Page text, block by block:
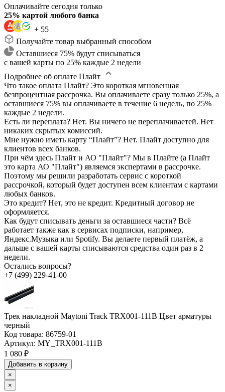
Оплачивайте сегодня только
25% картой любого банка
+ 55
Получайте товар выбранный способом
Оставшиеся 75% будут списываться
с вашей карты по 25% каждые 2 недели
Подробнее об оплате Плайт
Что такое оплата Плайт? Это короткая мгновенная
безпроцентная рассрочка. Вы оплачиваете сразу только 25%, а
оставшиеся 75% вы оплачиваете в течение 6 недель, по 25%
каждые 2 недели.
Есть ли переплата? Нет. Вы ничего не переплачиваетей. Нет
никаких скрытых комиссий.
Мне нужно иметь карту “Плайт”? Нет. Плайт доступно для
клиентов всех банков.
При чём здесь Плайт и АО "Плайт"? Мы в Плайте (а Плайт
это карта АО "Плайт") являемся экспертами в рассрочке.
Поэтому мы решили разработать сервис с короткой
рассрочкой, который будет доступен всем клиентам с картами
любых банков.
Это кредит? Нет, это не кредит. Кредитный договор не
оформляется.
Как будут списывать деньги за оставшиеся части? Всё
работает также как в сервисах подписки, например,
Яндекс.Музыка или Spotify. Вы делаете первый платёж, а
дальше с вашей карты списываются средства один раз в 2
недели.
Остались вопросы?
+7 (499) 229-41-00
Трек накладной Maytoni Track TRX001-111B Цвет арматуры
черный
Код товара: 86759-01
Артикул: MY_TRX001-111B
1 080 ₽
Добавить в корзину
×
×